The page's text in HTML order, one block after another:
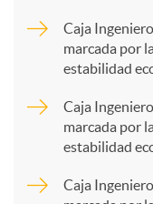
a
Caja
marcada por
estabilidad
Caja
marcada por
estabilidad
Caja